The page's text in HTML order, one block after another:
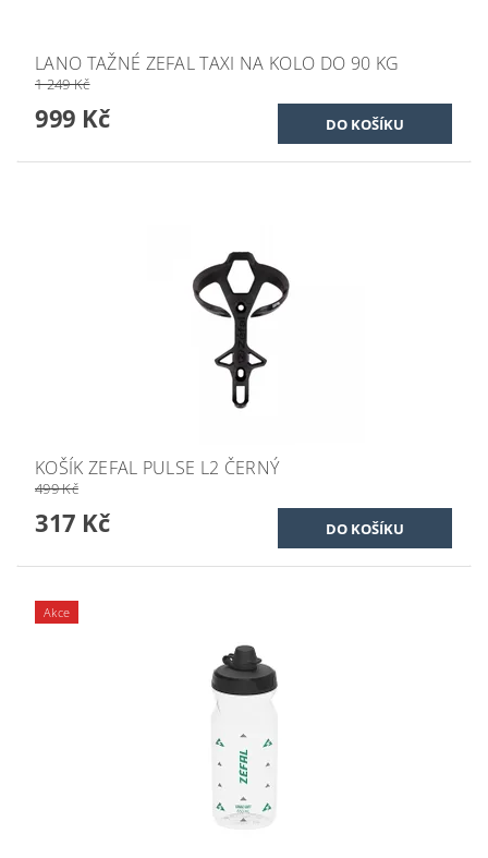
LANO TAŽNÉ ZEFAL TAXI NA KOLO DO 90 KG
1 249 Kč
999 Kč
KOŠÍK ZEFAL PULSE L2 ČERNÝ
499 Kč
317 Kč
Akce